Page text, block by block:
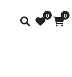
0 0